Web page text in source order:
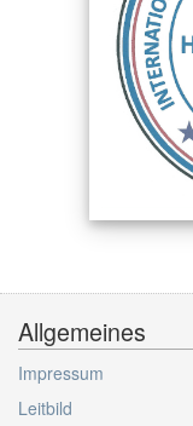
Allgemeines
Impressum
Leitbild